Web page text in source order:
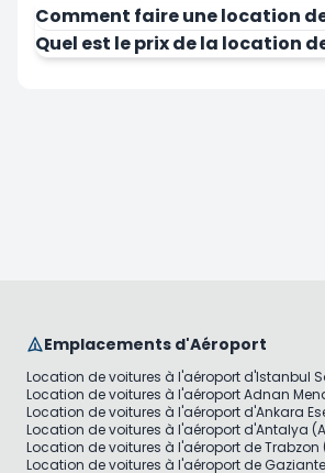
Comment faire une location
Quel est le prix de la location
Emplacements d'Aéroport
Location de voitures à l'aéroport d'Istanbul
Location de voitures à l'aéroport Adnan
Location de voitures à l'aéroport d'Ankara
Location de voitures à l'aéroport d'Antalya
Location de voitures à l'aéroport de Trabzon
Location de voitures à l'aéroport de